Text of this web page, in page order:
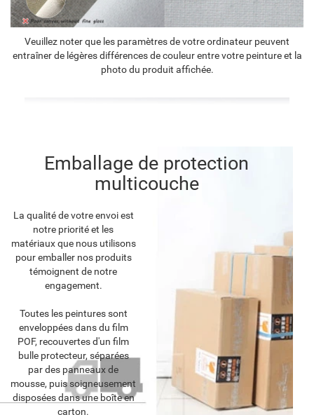
Veuillez noter que les paramètres de votre ordinateur peuvent
entraîner de légères différences de couleur entre votre peinture et la
photo du produit affichée.
Emballage de protection
multicouche
La qualité de votre envoi est
notre priorité et les
matériaux que nous utilisons
pour emballer nos produits
témoignent de notre
engagement.
Toutes les peintures sont
enveloppées dans du film
POF, recouvertes d'un film
bulle protecteur, séparées
par des panneaux de
mousse, puis soigneusement
disposées dans une boîte en
carton.